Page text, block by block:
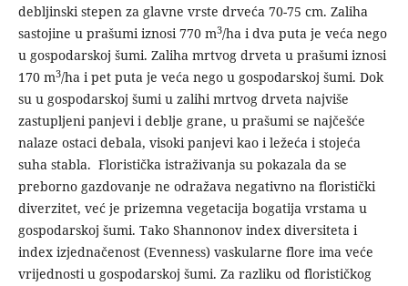
debljinski stepen za glavne vrste drveća 70-75 cm. Zaliha
sastojine u prašumi iznosi 770 m3/ha i dva puta je veća nego
u gospodarskoj šumi. Zaliha mrtvog drveta u prašumi iznosi
170 m3/ha i pet puta je veća nego u gospodarskoj šumi. Dok
su u gospodarskoj šumi u zalihi mrtvog drveta najviše
zastupljeni panjevi i deblje grane, u prašumi se najčešće
nalaze ostaci debala, visoki panjevi kao i ležeća i stojeća
suha stabla. Floristička istraživanja su pokazala da se
preborno gazdovanje ne odražava negativno na floristički
diverzitet, već je prizemna vegetacija bogatija vrstama u
gospodarskoj šumi. Tako Shannonov index diversiteta i
index izjednačenost (Evenness) vaskularne flore ima veće
vrijednosti u gospodarskoj šumi. Za razliku od florističkog